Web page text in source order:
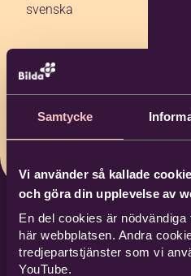
Samtycke
Vi använder så kallade
och göra din upplevelse av
En del cookies är
här webbplatsen. Andra
tredjepartstjänster som vi
YouTube.
svenska
0723-19
03 23
@hotmai
l.com